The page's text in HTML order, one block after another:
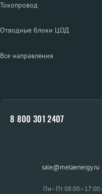
Токопровод
Отводные блоки ЦОД
Все направления
8 800 301 2407
sale@metaenergy.ru
Пн–Пт